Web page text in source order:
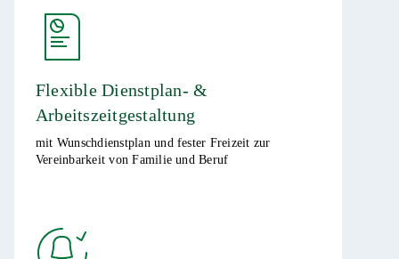
Flexible Dienstplan- &
Arbeitszeitgestaltung ​
mit Wunschdienstplan und fester Freizeit zur
Vereinbarkeit von Familie und Beruf ​​​